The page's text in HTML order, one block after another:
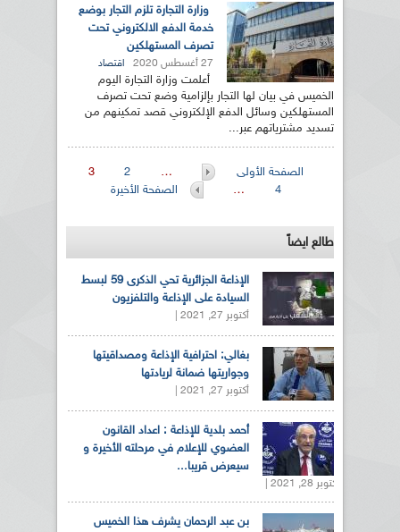
وزارة التجارة تلزم التجار بوضع
خدمة الدفع الالكتروني تحت
تصرف المستهلكين
27 أغسطس 2020 اقتصاد
أعلمت وزارة التجارة اليوم
الخميس في بيان لها التجار بإلزامية وضع تحت تصرف
المستهلكين وسائل الدفع الإلكتروني قصد تمكينهم من
تسديد مشترياتهم عبر...
الصفحات
الصفحة الأولى …
2
3
4
… الصفحة الأخيرة
طالع ايضاً
الإذاعة الجزائرية تحي الذكرى 59 لبسط
السيادة على الإذاعة والتلفزيون
أكتوبر 27, 2021 |
بغالي: احترافية الإذاعة ومصداقيتها
وجواريتها ضمانة لريادتها
أكتوبر 27, 2021 |
أحمد بلدية للإذاعة : اعداد القانون
العضوي للإعلام في مرحلته الأخيرة و
سيعرض قريبا...
أكتوبر 28, 2021 |
بن عبد الرحمان يشرف هذا الخميس